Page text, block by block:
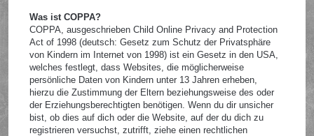
Was ist COPPA?
COPPA, ausgeschrieben Child Online Privacy and Protection
Act of 1998 (deutsch: Gesetz zum Schutz der Privatsphäre
von Kindern im Internet von 1998) ist ein Gesetz in den USA,
welches festlegt, dass Websites, die möglicherweise
persönliche Daten von Kindern unter 13 Jahren erheben,
hierzu die Zustimmung der Eltern beziehungsweise des oder
der Erziehungsberechtigten benötigen. Wenn du dir unsicher
bist, ob dies auf dich oder die Website, auf der du dich zu
registrieren versuchst, zutrifft, ziehe einen rechtlichen